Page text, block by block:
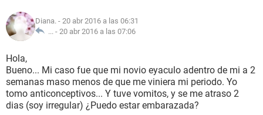
NUTRICIÓN
BIENESTAR
SEXUALIDAD
Diana. - 20 abr 2016 a las 06:31
... - 20 abr 2016 a las 07:06
Hola,
Bueno... Mi caso fue que mi novio eyaculo adentro de mi a 2
semanas maso menos de que me viniera mi periodo. Yo
tomo anticonceptivos... Y tuve vomitos, y se me atraso 2
dias (soy irregular) ¿Puedo estar embarazada?